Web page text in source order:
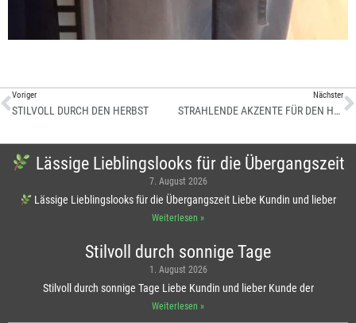
Voriger
STILVOLL DURCH DEN HERBST
Nächster
STRAHLENDE AKZENTE FÜR DEN HERBST
Lässige Lieblingslooks für die Übergangszeit
7. August 2026
Lässige Lieblingslooks für die Übergangszeit Liebe Kundin und lieber
Weiterlesen »
Stilvoll durch sonnige Tage
1. August 2026
Stilvoll durch sonnige Tage Liebe Kundin und lieber Kunde der
Weiterlesen »